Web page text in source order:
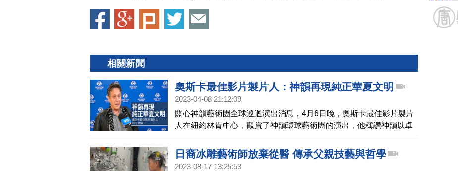
相關新聞
奧斯卡最佳影片製片人：神韻再現純正華夏文明
2023-04-08 21:12:09
關心神韻藝術團全球巡迴演出消息，4月6日晚，奧斯卡最佳影片製片
人在紐約林肯中心，觀賞了神韻環球藝術團的演出，他稱讚神韻以卓
越的藝術再現五千年文明，傳遞「真善忍」的理念，意義重大。
日裔冰雕藝術師放棄從醫 傳承父親技藝與哲學
2023-08-17 13:25:53